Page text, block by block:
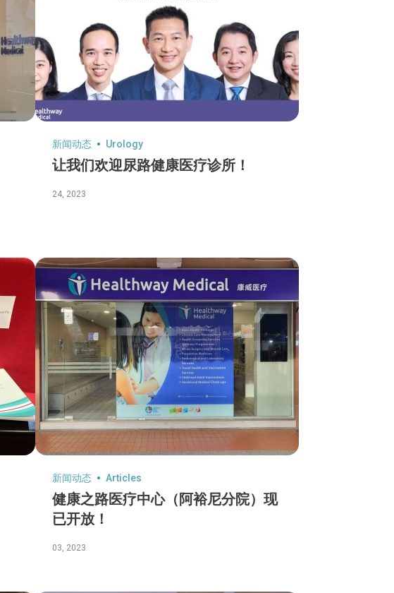
新闻动态 Urology
让我们欢迎尿路健康医疗诊所！
24, 2023
新闻动态 Articles
健康之路医疗中心（阿裕尼分院）现
已开放！
03, 2023